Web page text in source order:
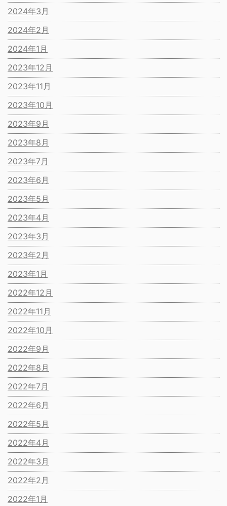
2024年3月
2024年2月
2024年1月
2023年12月
2023年11月
2023年10月
2023年9月
2023年8月
2023年7月
2023年6月
2023年5月
2023年4月
2023年3月
2023年2月
2023年1月
2022年12月
2022年11月
2022年10月
2022年9月
2022年8月
2022年7月
2022年6月
2022年5月
2022年4月
2022年3月
2022年2月
2022年1月